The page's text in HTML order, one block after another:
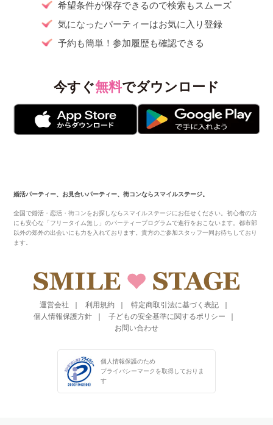
希望条件が保存できるので検索もスムーズ
気になったパーティーはお気に入り登録
予約も簡単！参加履歴も確認できる
今すぐ無料でダウンロード
婚活パーティー、お見合いパーティー、街コンならスマイルステージ。
全国で婚活・恋活・街コンをお探しならスマイルステージにお任せください。初心者の方
にも安心な「フリータイム無し」のパーティープログラムで進行をおこないます。都市部
以外の郊外の出会いにも力を入れております。貴方のご参加スタッフ一同お待ちしており
ます。
運営会社 利用規約
特定商取引法に基づく表記
個人情報保護方針
子どもの安全基準に関するポリシー
お問い合わせ
個人情報保護のため
プライバシーマークを取得しておりま
す